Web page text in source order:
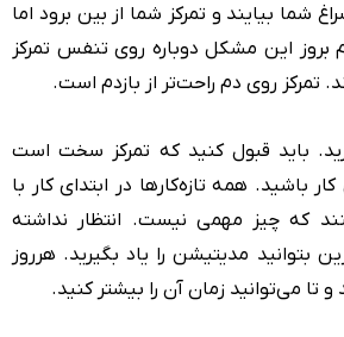
شما بیایند و تمرکز شما از بین برود اما
بروز این مشکل دوباره روی تنفس تمرکز
تمرکز روی دم راحت‌تر از بازدم است.
باید قبول کنید که تمرکز سخت است
باشید. همه تازه‌کارها در ابتدای کار با
که چیز مهمی نیست. انتظار نداشته
بتوانید مدیتیشن را یاد بگیرید. هرروز
تا می‌توانید زمان آن را بیشتر کنید.